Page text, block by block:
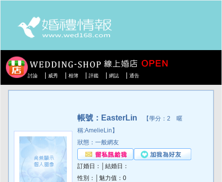
討論 威秀 相簿 評鑑 網誌 通告
帳號：EasterLin 【學分：2 暱
稱:AmelieLin】
狀態：一般網友
訂婚日：│結婚日：
性別：│魅力值：0